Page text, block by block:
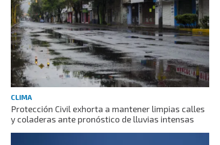
CLIMA
Protección Civil exhorta a mantener limpias calles
y coladeras ante pronóstico de lluvias intensas